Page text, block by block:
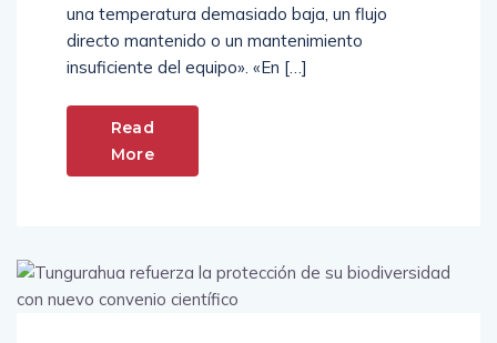
una temperatura demasiado baja, un flujo
directo mantenido o un mantenimiento
insuficiente del equipo». «En […]
Read
More